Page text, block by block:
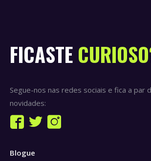
FICASTE
Segue-nos nas redes sociais e fica a par
novidades:
Find us on:
Facebook
opens
TwitterInstagram
Blogue